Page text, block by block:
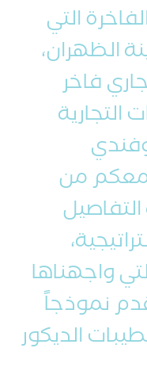
التي
الظهران،
فاخر
معكم من
واجهناها
نموذجاً
الديكور